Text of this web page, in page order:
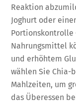
Reaktion
Joghurt oder
Portionskontrolle
Nahrungsmittel
und erhöhtem
wählen Sie Chia-
Mahlzeiten, um
das Überessen